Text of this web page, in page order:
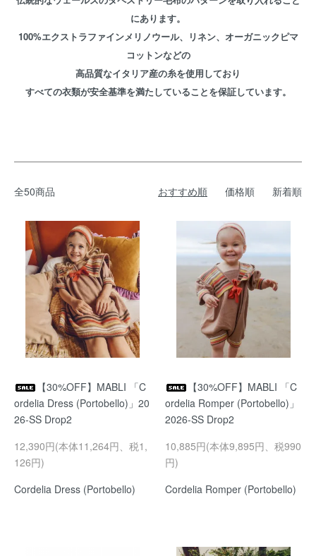
にあります。
100%エクストラファインメリノウール、リネン、オーガニックピマ
コットンなどの
高品質なイタリア産の糸を使用しており
すべての衣類が安全基準を満たしていることを保証しています。
全50商品 おすすめ順 価格順 新着順
【30%OFF】MABLI 「C
ordelia Dress (Portobello)」20
26-SS Drop2
12,390円(本体11,264円、税1,
126円)
Cordelia Dress (Portobello)
【30%OFF】MABLI 「C
ordelia Romper (Portobello)」
2026-SS Drop2
10,885円(本体9,895円、税990
円)
Cordelia Romper (Portobello)